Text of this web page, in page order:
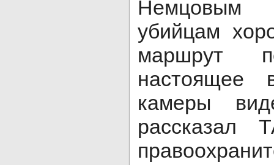
Немцовым
убийцам
маршрут
настоящее
камеры
рассказал